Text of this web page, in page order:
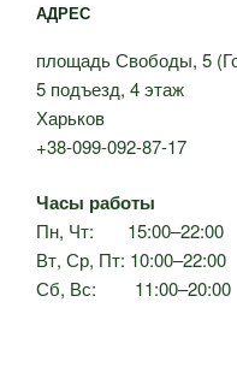
АДРЕС
площадь Свободы, 5
5 подъезд, 4 этаж
Харьков
+38-099-092-87-17
Часы работы
Пн, Чт: 15:00–22:00
Вт, Ср, Пт: 10:00–22:00
Сб, Вс: 11:00–20:00